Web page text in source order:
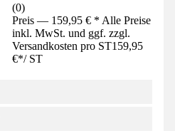
(0)
Preis — 159,95 € * Alle Preise
inkl. MwSt. und ggf. zzgl.
Versandkosten pro ST159,95
€*/ ST